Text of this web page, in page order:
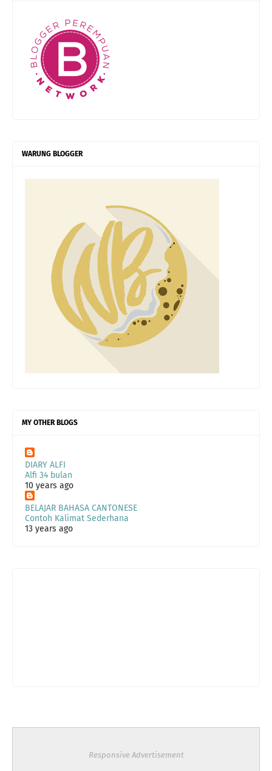
WARUNG BLOGGER
MY OTHER BLOGS
DIARY ALFI
Alfi 34 bulan
10 years ago
BELAJAR BAHASA CANTONESE
Contoh Kalimat Sederhana
13 years ago
Responsive Advertisement